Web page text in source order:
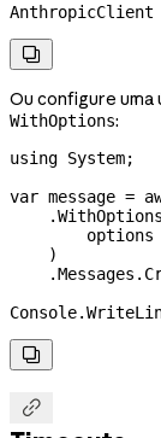
AnthropicClient

Ou configure uma
WithOptions:
using System;
var message =
    .
WithOptions
        options
    )
    .
Messages .
Console.

